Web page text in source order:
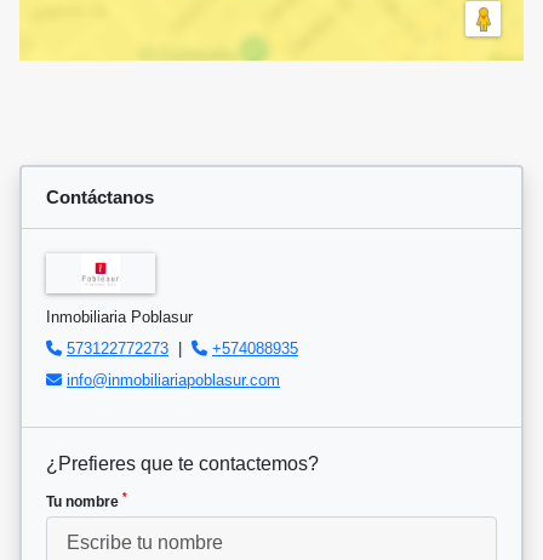
Contáctanos
Inmobiliaria Poblasur
573122772273 |
+574088935
info@inmobiliariapoblasur.com
¿Prefieres que te contactemos?
Tu nombre *